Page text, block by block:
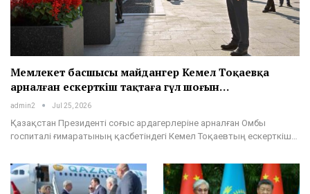
Мемлекет басшысы майдангер Кемел Тоқаевқа
арналған ескерткіш тақтаға гүл шоғын…
admin2 Jul 25, 2026
Қазақстан Президенті соғыс ардагерлеріне арналған Омбы
госпиталі ғимаратының қасбетіндегі Кемел Тоқаевтың ескерткіш…